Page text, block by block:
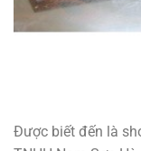
Được biết đến là